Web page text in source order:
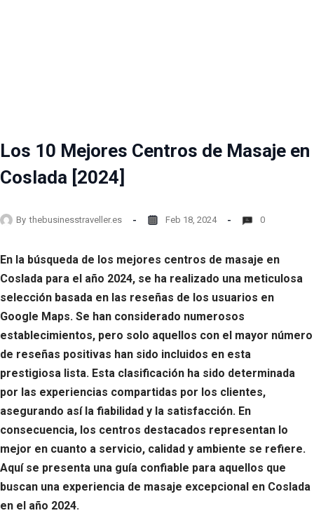
Los 10 Mejores Centros de Masaje en
Coslada [2024]
By thebusinesstraveller.es Feb 18, 2024 0
En la búsqueda de los mejores centros de masaje en
Coslada para el año 2024, se ha realizado una meticulosa
selección basada en las reseñas de los usuarios en
Google Maps. Se han considerado numerosos
establecimientos, pero solo aquellos con el mayor número
de reseñas positivas han sido incluidos en esta
prestigiosa lista. Esta clasificación ha sido determinada
por las experiencias compartidas por los clientes,
asegurando así la fiabilidad y la satisfacción. En
consecuencia, los centros destacados representan lo
mejor en cuanto a servicio, calidad y ambiente se refiere.
Aquí se presenta una guía confiable para aquellos que
buscan una experiencia de masaje excepcional en Coslada
en el año 2024.